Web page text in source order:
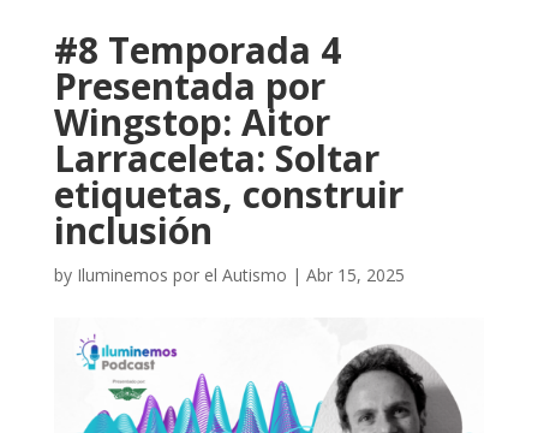
#8 Temporada 4
Presentada por
Wingstop: Aitor
Larraceleta: Soltar
etiquetas, construir
inclusión
by Iluminemos por el Autismo | Abr 15, 2025